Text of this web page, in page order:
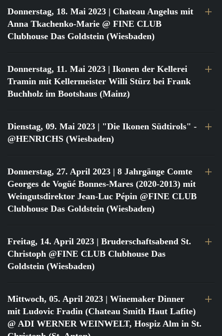
Donnerstag, 18. Mai 2023 | Chateau Angelus mit
Anna Tkachenko-Marie @ FINE CLUB
Clubhouse Das Goldstein (Wiesbaden)
Donnerstag, 11. Mai 2023 | Ikonen der Kellerei
Tramin mit Kellermeister Willi Stürz bei Frank
Buchholz im Bootshaus (Mainz)
Dienstag, 09. Mai 2023 | "Die Ikonen Südtirols" -
@HENRICHS (Wiesbaden)
Donnerstag, 27. April 2023 | 8 Jahrgänge Comte
Georges de Vogüé Bonnes-Mares (2020-2013) mit
Weingutsdirektor Jean-Luc Pépin @FINE CLUB
Clubhouse Das Goldstein (Wiesbaden)
Freitag, 14. April 2023 | Bruderschaftsabend St.
Christoph @FINE CLUB Clubhouse Das
Goldstein (Wiesbaden)
Mittwoch, 05. April 2023 | Winemaker Dinner
mit Ludovic Fradin (Chateau Smith Haut Lafite)
@ ADI WERNER WEINWELT, Hospiz Alm in St.